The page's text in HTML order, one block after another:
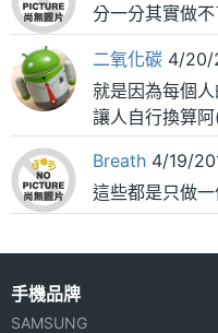
分一分其實做
二氧化碳 4/20/
就是因為每個
讓人自行換算
Breath 4/19/
這些都是只做
手機品牌
SAMSUNG